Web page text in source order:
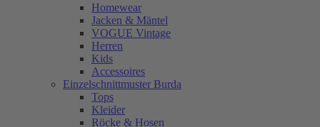
Homewear
Jacken & Mäntel
VOGUE Vintage
Herren
Kids
Accessoires
Einzelschnittmuster Burda
Tops
Kleider
Röcke & Hosen